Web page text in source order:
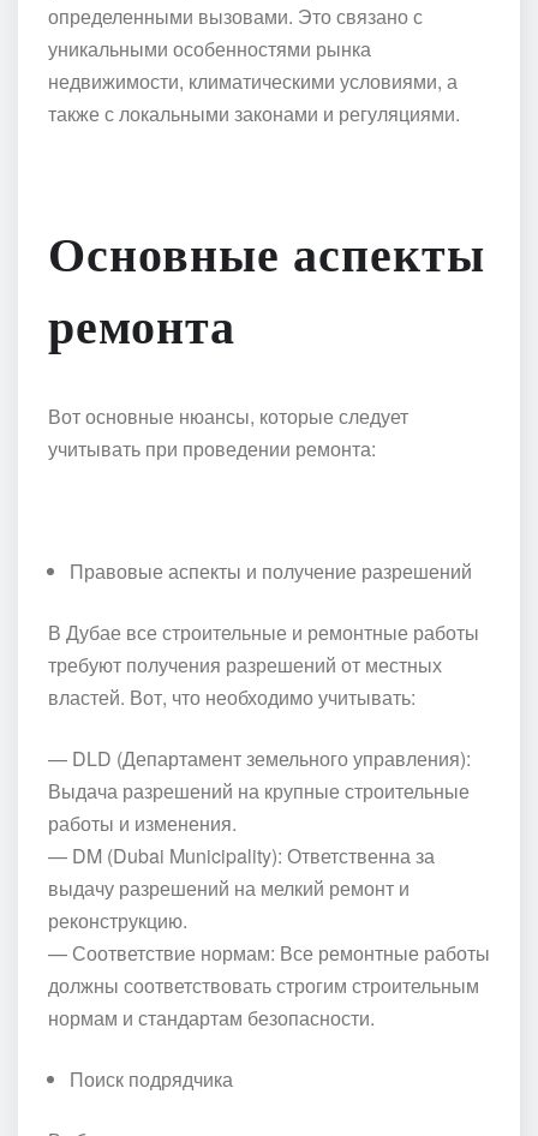
определенными вызовами. Это связано с
уникальными особенностями рынка
недвижимости, климатическими условиями, а
также с локальными законами и регуляциями.
Основные аспекты
ремонта
Вот основные нюансы, которые следует
учитывать при проведении ремонта:
Правовые аспекты и получение разрешений
В Дубае все строительные и ремонтные работы
требуют получения разрешений от местных
властей. Вот, что необходимо учитывать:
— DLD (Департамент земельного управления):
Выдача разрешений на крупные строительные
работы и изменения.
— DM (Dubai Municipality): Ответственна за
выдачу разрешений на мелкий ремонт и
реконструкцию.
— Соответствие нормам: Все ремонтные работы
должны соответствовать строгим строительным
нормам и стандартам безопасности.
Поиск подрядчика